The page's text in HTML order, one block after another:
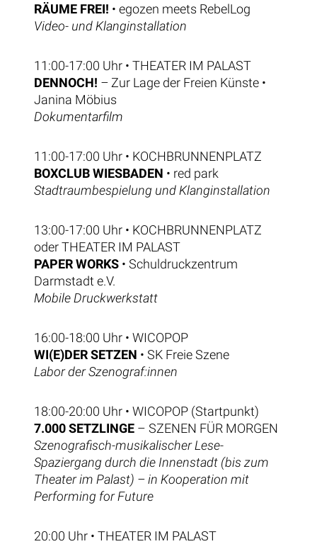
RÄUME FREI! • egozen meets RebelLog
Video- und Klanginstallation
11:00-17:00 Uhr • THEATER IM PALAST
DENNOCH! – Zur Lage der Freien Künste •
Janina Möbius
Dokumentarfilm
11:00-17:00 Uhr • KOCHBRUNNENPLATZ
BOXCLUB WIESBADEN • red park
Stadtraumbespielung und Klanginstallation
13:00-17:00 Uhr • KOCHBRUNNENPLATZ
oder THEATER IM PALAST
PAPER WORKS • Schuldruckzentrum
Darmstadt e.V.
Mobile Druckwerkstatt
16:00-18:00 Uhr • WICOPOP
WI(E)DER SETZEN • SK Freie Szene
Labor der Szenograf:innen
18:00-20:00 Uhr • WICOPOP (Startpunkt)
7.000 SETZLINGE – SZENEN FÜR MORGEN
Szenografisch-musikalischer Lese-
Spaziergang durch die Innenstadt (bis zum
Theater im Palast) – in Kooperation mit
Performing for Future
20:00 Uhr • THEATER IM PALAST